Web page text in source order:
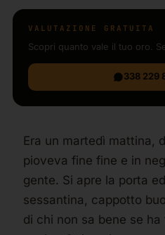
VALUTAZIONE GRATUITA
Scopri quanto vale il tuo oro.
338 229
Era un martedì mattina,
pioveva fine fine e in
gente. Si apre la porta
sessantina, cappotto
di chi non sa bene se